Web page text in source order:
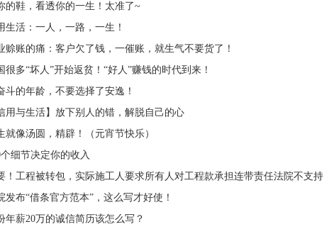
的鞋，看透你的一生！太准了~
生活：一人，一路，一生！
赊账的痛：客户欠了钱，一催账，就生气不要货了！
很多“坏人”开始返贫！“好人”赚钱的时代到来！
斗的年龄，不要选择了安逸！
用与生活】放下别人的错，解脱自己的心
就像汤圆，精辟！（元宵节快乐）
细节决定你的收入
！工程被转包，实际施工人要求所有人对工程款承担连带责任法院不支持
发布“借条官方范本”，这么写才好使！
年薪20万的诚信简历该怎么写？